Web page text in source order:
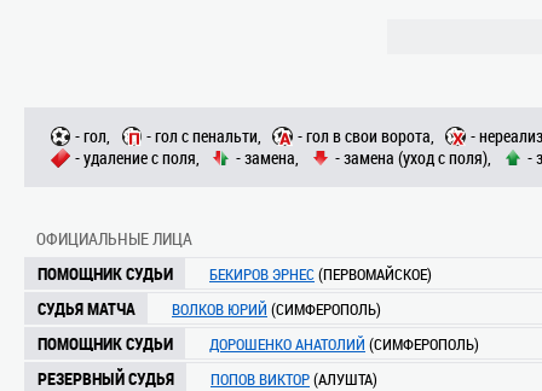
- гол, - гол с пенальти, - гол в свои ворота,
-
- удаление с поля,
- замена, - замена (уход с поля), -
ОФИЦИАЛЬНЫЕ ЛИЦА
ПОМОЩНИК СУДЬИ
БЕКИРОВ ЭРНЕС(ПЕРВОМАЙСКОЕ)
СУДЬЯ МАТЧА ВОЛКОВ ЮРИЙ (СИМФЕРОПОЛЬ)
ПОМОЩНИК СУДЬИ ДОРОШЕНКО АНАТОЛИЙ (СИМФЕРОПОЛЬ)
РЕЗЕРВНЫЙ СУДЬЯ ПОПОВ ВИКТОР(АЛУШТА)